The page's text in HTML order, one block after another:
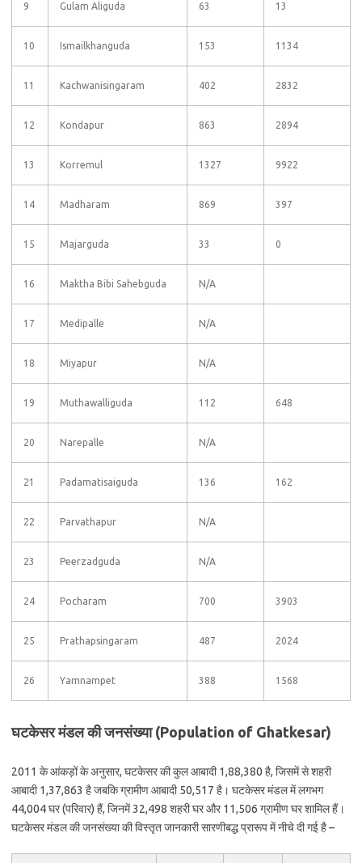
9 Gulam Aliguda 63 13
10 Ismailkhanguda 153 1134
11 Kachwanisingaram 402 2832
12 Kondapur 863 2894
13 Korremul 1327 9922
14 Madharam 869 397
15 Majarguda 33 0
16 Maktha Bibi Sahebguda N/A
17 Medipalle N/A
18 Miyapur N/A
19 Muthawalliguda 112 648
20 Narepalle N/A
21 Padamatisaiguda 136 162
22 Parvathapur N/A
23 Peerzadguda N/A
24 Pocharam 700 3903
25 Prathapsingaram 487 2024
26 Yamnampet 388 1568
घटकेसर मंडल की जनसंख्या (Population of Ghatkesar)
2011 के आंकड़ों के अनुसार, घटकेसर की कुल आबादी 1,88,380 है, जिसमें से शहरी
आबादी 1,37,863 है जबकि ग्रामीण आबादी 50,517 है। घटकेसर मंडल में लगभग
44,004 घर (परिवार) हैं, जिनमें 32,498 शहरी घर और 11,506 ग्रामीण घर शामिल हैं।
घटकेसर मंडल की जनसंख्या की विस्तृत जानकारी सारणीबद्ध प्रारूप में नीचे दी गई है –